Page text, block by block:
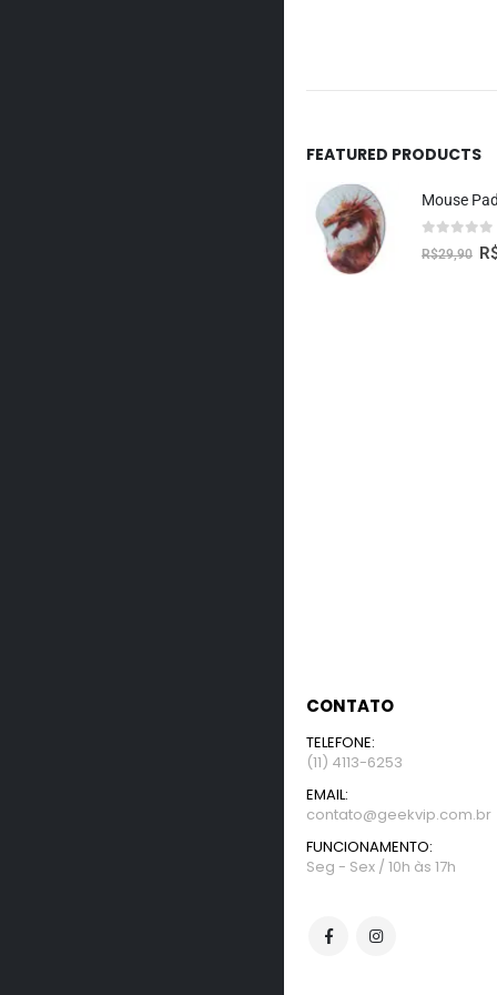
FEATURED PRODUCTS
fora de 5
R$29,90
CONTATO
TELEFONE:
(11) 4113-6253
EMAIL:
contato@geekvip.com.br
FUNCIONAMENTO:
Seg - Sex / 10h às 17h